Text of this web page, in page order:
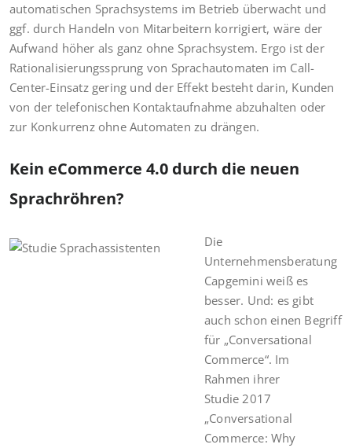
automatischen Sprachsystems im Betrieb überwacht und
ggf. durch Handeln von Mitarbeitern korrigiert, wäre der
Aufwand höher als ganz ohne Sprachsystem. Ergo ist der
Rationalisierungssprung von Sprachautomaten im Call-
Center-Einsatz gering und der Effekt besteht darin, Kunden
von der telefonischen Kontaktaufnahme abzuhalten oder
zur Konkurrenz ohne Automaten zu drängen.
Kein eCommerce 4.0 durch die neuen
Sprachröhren?
Die
Unternehmensberatung
Capgemini weiß es
besser. Und: es gibt
auch schon einen Begriff
für „Conversational
Commerce“. Im
Rahmen ihrer
Studie 2017
„Conversational
Commerce: Why